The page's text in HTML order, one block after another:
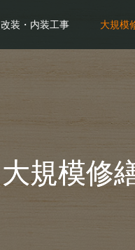
改装・内装工事 大規模
大規模修